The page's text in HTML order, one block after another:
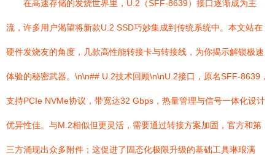
在高速存储的发烧世界里，U.2（SFF-8639）接口逐渐成为主
流，许多用户渴望将新款U.2 SSD巧妙集成到传统系统中。本文站在
硬件发烧友的角度，几款高性能转接卡与转接线，为你揭示解锁极速
体验的秘密武器。\n\n## U.2技术回顾\n\nU.2接口，原名SFF-8639，
支持PCIe NVMe协议，带宽达32 Gbps，热量管理与信号一体化设计
优异性佳。与M.2相似但更灵活，需要通过转接方案加固，官方和第
三方涌现出众多附件；这促进了固态化极限升级的基础工具琳琅满